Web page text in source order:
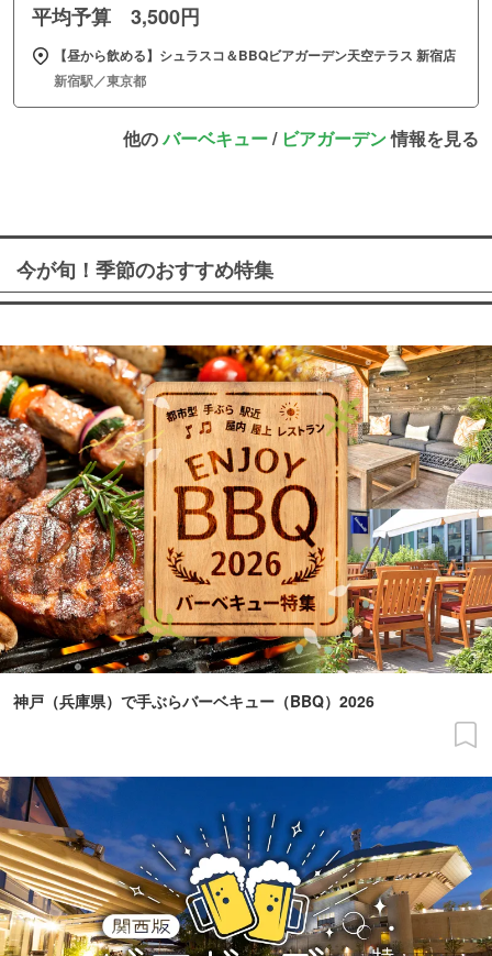
平均予算 3,500円
【昼から飲める】シュラスコ＆BBQビアガーデン天空テラス 新宿店
新宿駅／東京都
他のバーベキュー/ ビアガーデン情報を見る
今が旬！季節のおすすめ特集
神戸（兵庫県）で手ぶらバーベキュー（BBQ）2026